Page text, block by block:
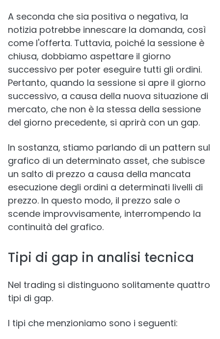
A seconda che sia positiva o negativa, la
notizia potrebbe innescare la domanda, così
come l'offerta. Tuttavia, poiché la sessione è
chiusa, dobbiamo aspettare il giorno
successivo per poter eseguire tutti gli ordini.
Pertanto, quando la sessione si apre il giorno
successivo, a causa della nuova situazione di
mercato, che non è la stessa della sessione
del giorno precedente, si aprirà con un gap.
In sostanza, stiamo parlando di un pattern sul
grafico di un determinato asset, che subisce
un salto di prezzo a causa della mancata
esecuzione degli ordini a determinati livelli di
prezzo. In questo modo, il prezzo sale o
scende improvvisamente, interrompendo la
continuità del grafico.
Tipi di gap in analisi tecnica
Nel trading si distinguono solitamente quattro
tipi di gap.
I tipi che menzioniamo sono i seguenti: